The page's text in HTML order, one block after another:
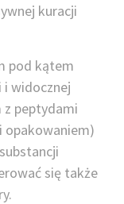
kuracji
pod kątem
widocznej
z peptydami
opakowaniem)
się także